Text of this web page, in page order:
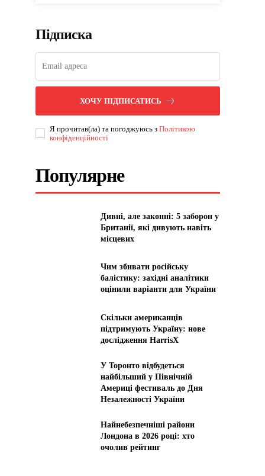
Підписка
ХОЧУ ПІДПИСАТИСЬ
Я прочитав(ла) та погоджуюсь зПолітикою
конфіденційності
Популярне
Дивні, але законні: 5 заборон у
Британії, які дивують навіть
місцевих
Чим збивати російську
балістику: західні аналітики
оцінили варіанти для України
Скільки американців
підтримують Україну: нове
дослідження HarrisX
У Торонто відбудеться
найбільший у Північній
Америці фестиваль до Дня
Незалежності України
Найнебезпечніші райони
Лондона в 2026 році: хто
очолив рейтинг